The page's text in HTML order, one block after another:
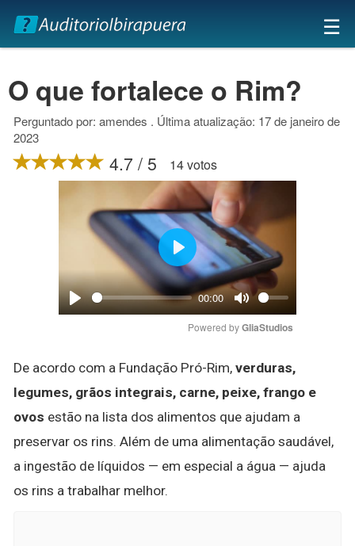
×
☰
O que fortalece o Rim?
Perguntado por: amendes . Última atualização: 17 de janeiro de
2023
4.7 / 5 14 votos
Play
00:00
Mute
Play
Powered by GliaStudios
De acordo com a Fundação Pró-Rim, verduras,
legumes, grãos integrais, carne, peixe, frango e
ovos estão na lista dos alimentos que ajudam a
preservar os rins. Além de uma alimentação saudável,
a ingestão de líquidos — em especial a água — ajuda
os rins a trabalhar melhor.